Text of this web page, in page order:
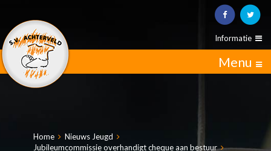
Informatie
Menu
Home
Nieuws Jeugd
Jubileumcommissie overhandigt cheque aan bestuur